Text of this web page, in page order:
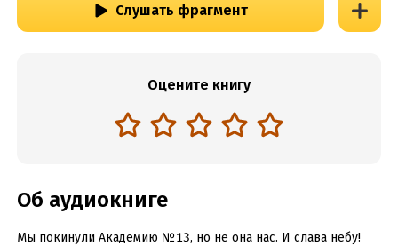
Слушать фрагмент
Оцените книгу
Об аудиокниге
Мы покинули Академию №13, но не она нас. И слава небу!